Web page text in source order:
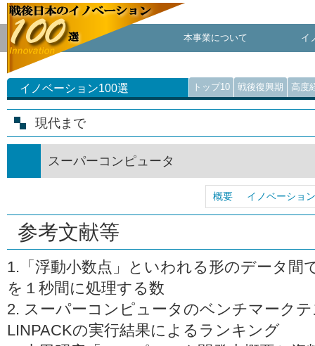
イ
本事業について
イノベーション100選 トップ10 戦後復興期 高度
現代まで
スーパーコンピュータ
イノベーショ
概要
参考文献等
1.「浮動小数点」といわれる形のデータ間
を１秒間に処理する数
2. スーパーコンピュータのベンチマーク
LINPACKの実行結果によるランキング